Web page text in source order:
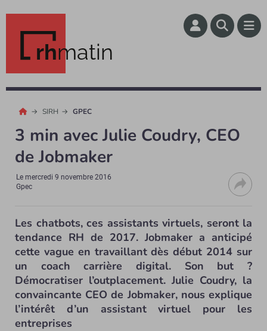
rhmatin
SIRH GPEC
3 min avec Julie Coudry, CEO
de Jobmaker
Lemercredi 9 novembre 2016
Gpec
Les chatbots, ces assistants virtuels, seront la
tendance RH de 2017. Jobmaker a anticipé
cette vague en travaillant dès début 2014 sur
un coach carrière digital. Son but ?
Démocratiser l’outplacement. Julie Coudry, la
convaincante CEO de Jobmaker, nous explique
l’intérêt d’un assistant virtuel pour les
entreprises